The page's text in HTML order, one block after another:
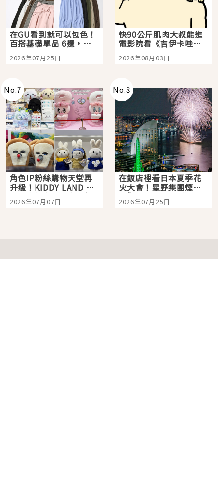
在GU看到就可以包色！
百搭基礎單品 6選，閉
眼全收也不心疼
2026年07月25日
快90公斤肌肉大叔能進
電影院看《吉伊卡哇》
嗎？日本重金屬樂團
「打首」會長與nagano
2026年08月03日
No.7
角色IP粉絲購物天堂再
升級！KIDDY LAND 原
宿店吉伊卡哇迎客，新
開幕 OMOKADO 店3分
2026年07月07日
No.8
在飯店裡看日本夏季花
火大會！星野集團煙火
景觀飯店6選，讓你不用
人擠人悠閒欣賞
2026年07月25日